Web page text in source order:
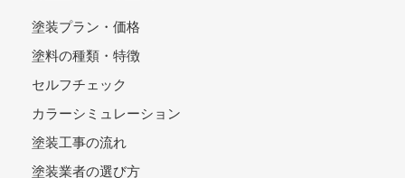
塗装プラン・価格
塗料の種類・特徴
セルフチェック
カラーシミュレーション
塗装工事の流れ
塗装業者の選び方